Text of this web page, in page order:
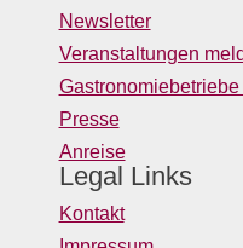
Newsletter
Veranstaltungen
Presse
Anreise
Legal Links
Kontakt